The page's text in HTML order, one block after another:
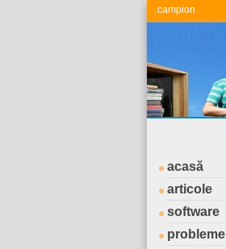
.campion
acasă
articole
software
probleme